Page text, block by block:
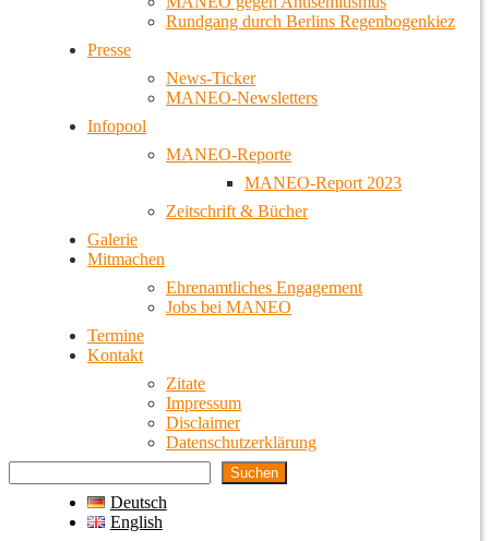
Rundgang durch Berlins Regenbogenkiez
Presse
News-Ticker
MANEO-Newsletters
Infopool
MANEO-Reporte
MANEO-Report 2023
Zeitschrift & Bücher
Galerie
Mitmachen
Ehrenamtliches Engagement
Jobs bei MANEO
Termine
Kontakt
Zitate
Impressum
Disclaimer
Datenschutzerklärung
Suchen
Deutsch
English